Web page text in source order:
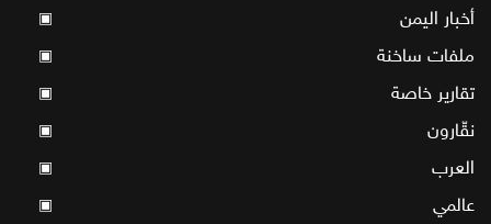
أخبار اليمن ▣
ملفات ساخنة ▣
تقارير خاصة ▣
نقّارون ▣
العرب ▣
عالمي ▣